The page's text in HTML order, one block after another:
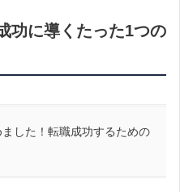
功に導くたった1つの
した！転職成功するための